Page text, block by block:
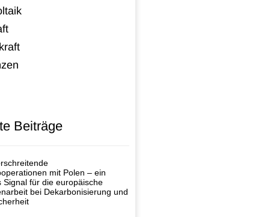
Beiträge
mit Polen – ein
Signal für die europäische
bei Dekarbonisierung und